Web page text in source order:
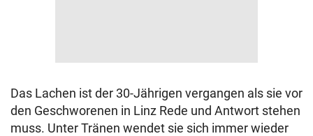
Das Lachen ist der 30-Jährigen vergangen als sie vor
den Geschworenen in Linz Rede und Antwort stehen
muss. Unter Tränen wendet sie sich immer wieder